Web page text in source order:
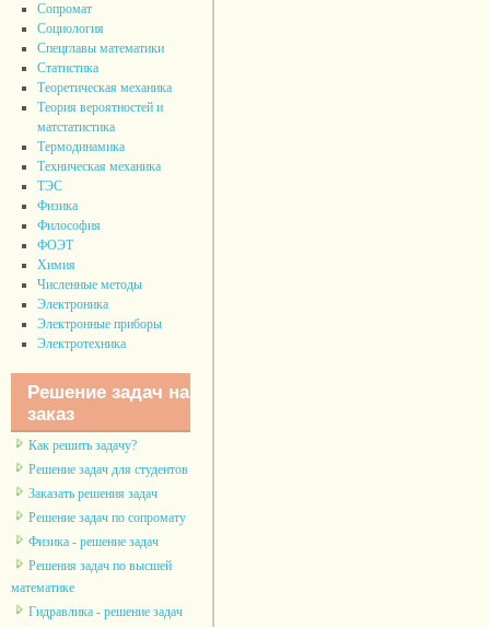
Сопромат
Социология
Спецглавы математики
Статистика
Теоретическая механика
Теория вероятностей и
матстатистика
Термодинамика
Техническая механика
ТЭС
Физика
Философия
ФОЭТ
Химия
Численные методы
Электроника
Электронные приборы
Электротехника
Решение задач на
заказ
Как решить задачу?
Решение задач для студентов
Заказать решения задач
Решение задач по сопромату
Физика - решение задач
Решения задач по высшей
математике
Гидравлика - решение задач